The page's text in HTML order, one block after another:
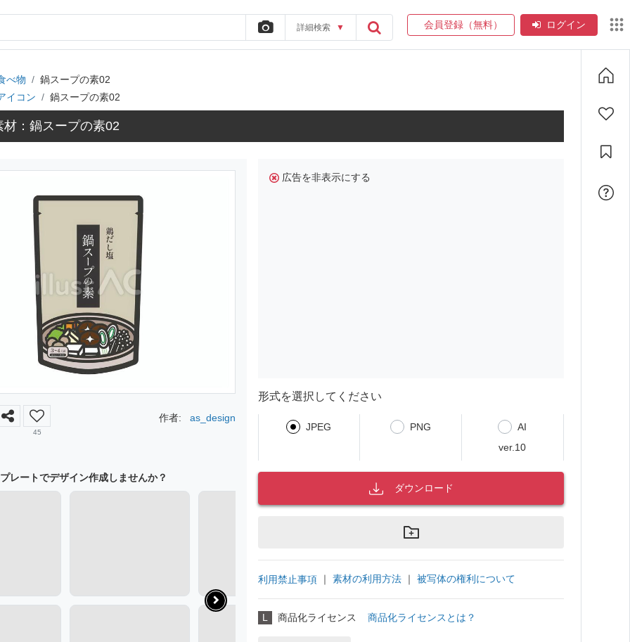
詳細検索 ▼ 会員登録（無料） ログイン
べ物
鍋スープの素02
イコン
鍋スープの素02
材：鍋スープの素02
45
作者: as_design
レートでデザイン作成しませんか？
広告を非表示にする
形式を選択してください
JPEG PNG
AI
ver.10
ダウンロード
利用禁止事項 ｜ 素材の利用方法 ｜ 被写体の権利について
L 商品化ライセンス 商品化ライセンスとは？